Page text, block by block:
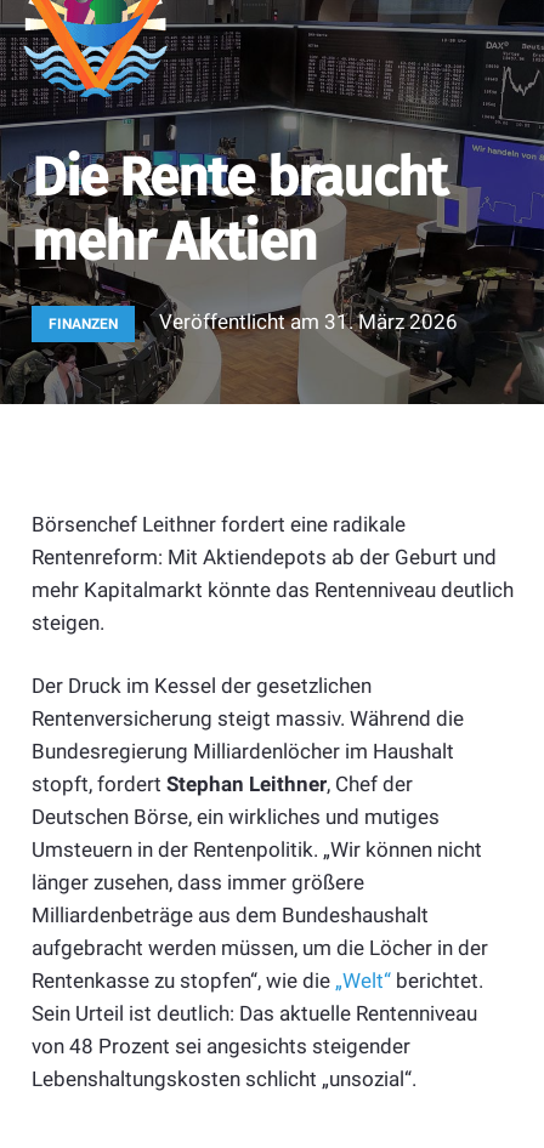
Die Rente braucht
mehr Aktien
FINANZEN Veröffentlicht am 31. März 2026
Börsenchef Leithner fordert eine radikale
Rentenreform: Mit Aktiendepots ab der Geburt und
mehr Kapitalmarkt könnte das Rentenniveau deutlich
steigen.
Der Druck im Kessel der gesetzlichen
Rentenversicherung steigt massiv. Während die
Bundesregierung Milliardenlöcher im Haushalt
stopft, fordert Stephan Leithner, Chef der
Deutschen Börse, ein wirkliches und mutiges
Umsteuern in der Rentenpolitik. „Wir können nicht
länger zusehen, dass immer größere
Milliardenbeträge aus dem Bundeshaushalt
aufgebracht werden müssen, um die Löcher in der
Rentenkasse zu stopfen“, wie die „Welt“berichtet.
Sein Urteil ist deutlich: Das aktuelle Rentenniveau
von 48 Prozent sei angesichts steigender
Lebenshaltungskosten schlicht „unsozial“.